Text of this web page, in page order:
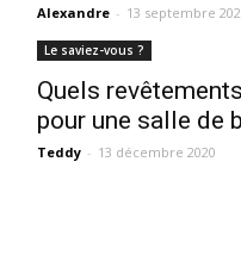
Alexandre - 13 septembre
Le saviez-vous ?
Quels
pour une salle de
Teddy - 13 décembre 2020